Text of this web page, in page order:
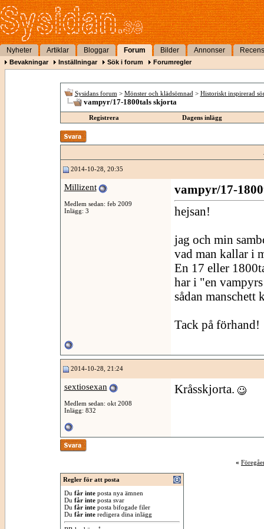
Nyheter Artiklar Bloggar Forum Bilder Annonser
Bevakningar Inställningar Sök i forum Forumregler
Sysidans forum > Mönster och klädsömnad > Historiskt inspirerad
vampyr/17-1800tals skjorta
Registrera Dagens inlägg
2014-10-28, 20:35
Millizent
Medlem sedan: feb 2009
Inlägg: 3
vampyr/17-
hejsan!
jag och min
vad man kallar i
En 17 eller
har i "en
sådan manschett
Tack på förhand!
2014-10-28, 21:24
sextiosexan
Medlem sedan: okt 2008
Inlägg: 832
Kråsskjorta.
«
Regler för att posta
Du får inteposta nya ämnen
Du får inteposta svar
Du får inteposta bifogade filer
Du får interedigera dina inlägg